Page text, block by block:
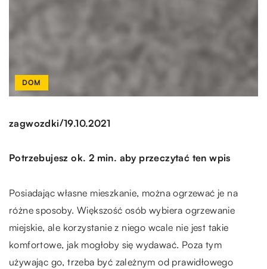
DOM
zagwozdki/19.10.2021
Potrzebujesz ok. 2 min. aby przeczytać ten wpis
Posiadając własne mieszkanie, można ogrzewać je na
różne sposoby. Większość osób wybiera ogrzewanie
miejskie, ale korzystanie z niego wcale nie jest takie
komfortowe, jak mogłoby się wydawać. Poza tym
używając go, trzeba być zależnym od prawidłowego